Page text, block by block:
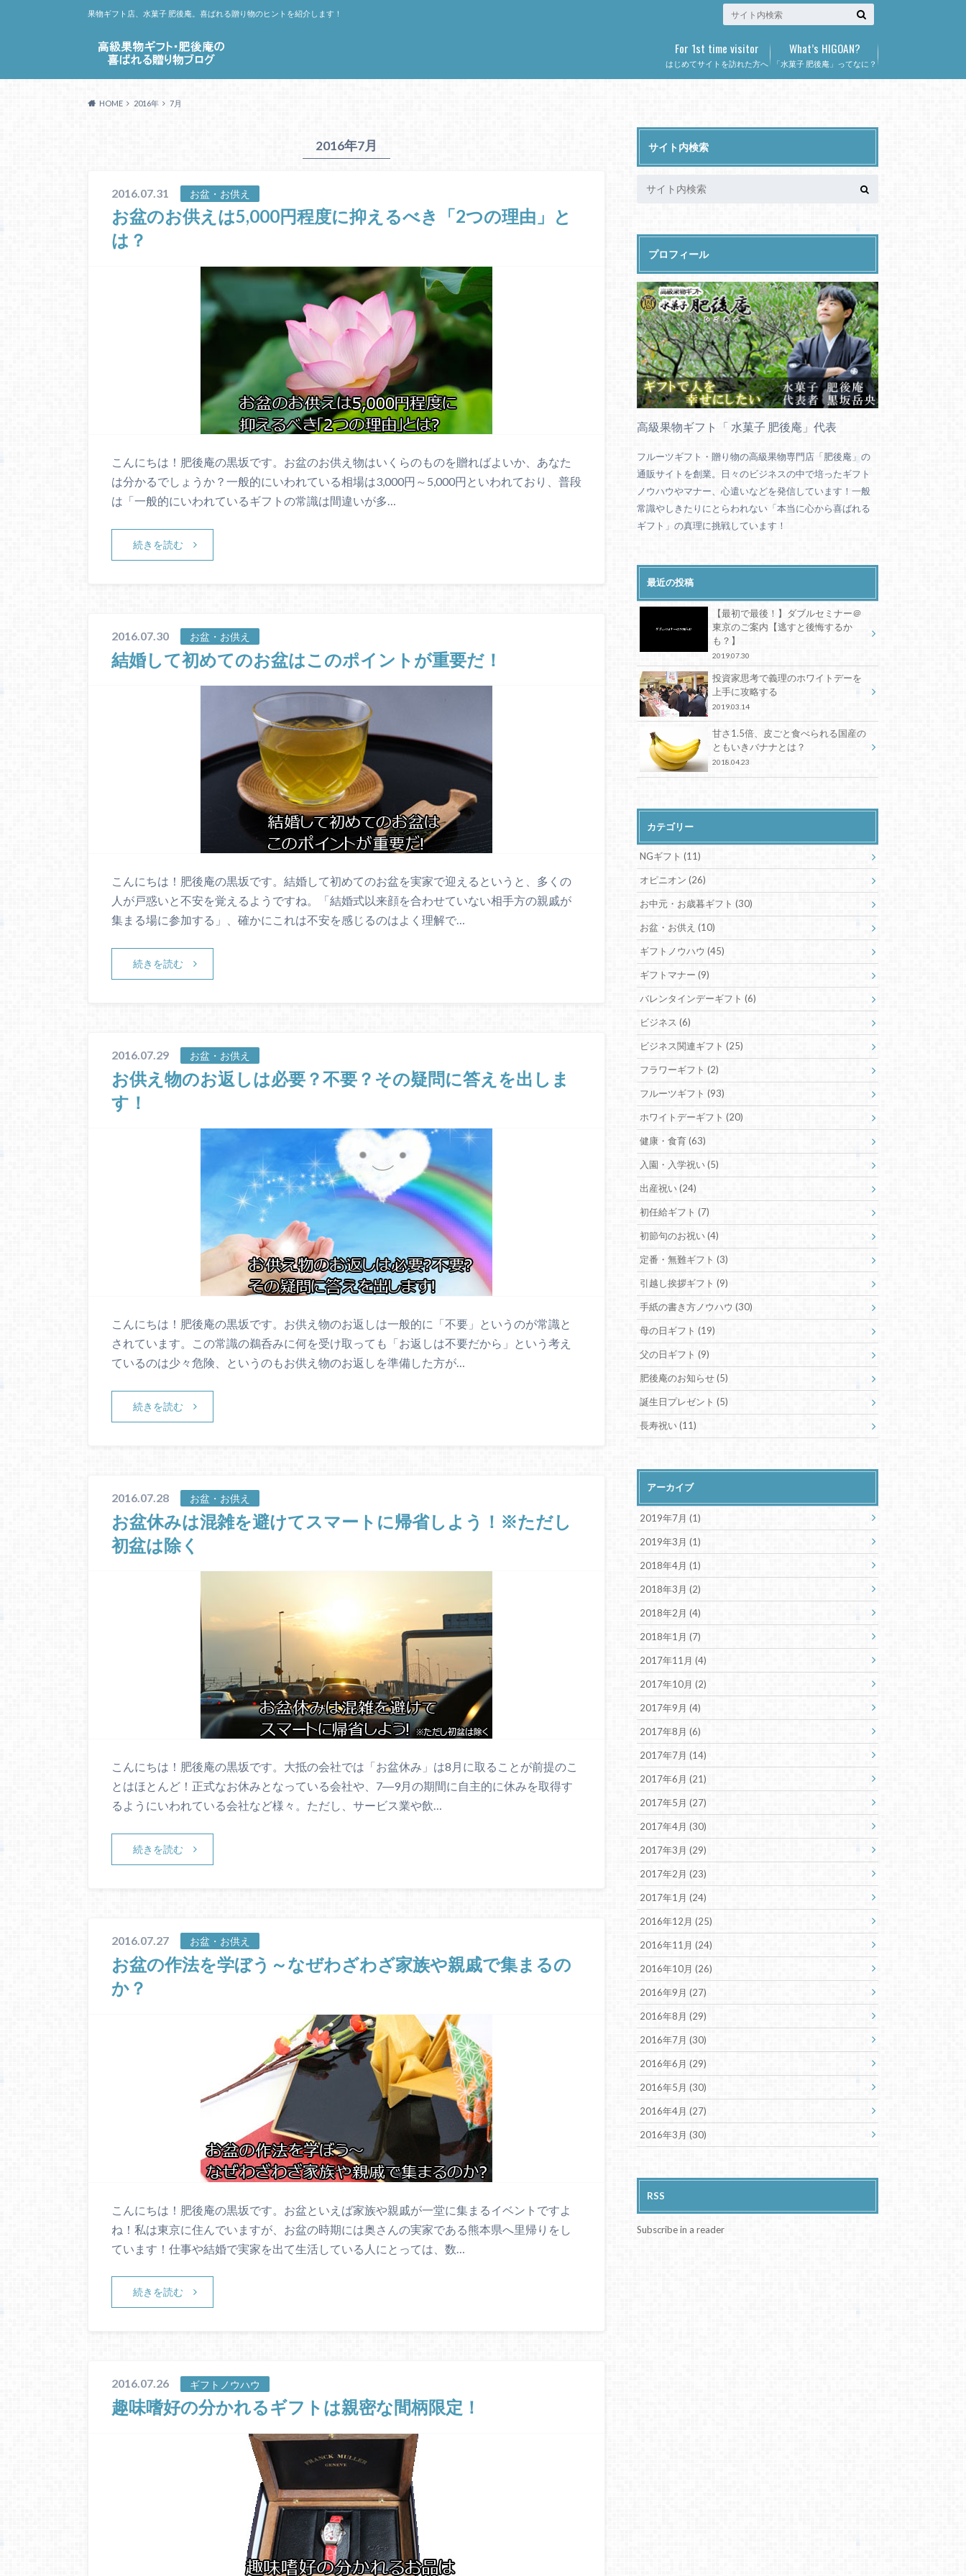
果物ギフト店、水菓子 肥後庵。喜ばれる贈り物のヒントを紹介します！
はじめてサイトを訪れた方へ
For 1st time visitor
「水菓子 肥後庵」ってなに？
What’s HIGOAN?
HOME 2016年 7月
2016年7月
2016.07.31 お盆・お供え
お盆のお供えは5,000円程度に抑えるべき「2つの理由」と
は？
こんにちは！肥後庵の黒坂です。お盆のお供え物はいくらのものを贈ればよいか、あなた
は分かるでしょうか？一般的にいわれている相場は3,000円～5,000円といわれており、普段
は「一般的にいわれているギフトの常識は間違いが多…
続きを読む
2016.07.30 お盆・お供え
結婚して初めてのお盆はこのポイントが重要だ！
こんにちは！肥後庵の黒坂です。結婚して初めてのお盆を実家で迎えるというと、多くの
人が戸惑いと不安を覚えるようですね。「結婚式以来顔を合わせていない相手方の親戚が
集まる場に参加する」、確かにこれは不安を感じるのはよく理解で…
続きを読む
2016.07.29 お盆・お供え
お供え物のお返しは必要？不要？その疑問に答えを出しま
す！
こんにちは！肥後庵の黒坂です。お供え物のお返しは一般的に「不要」というのが常識と
されています。この常識の鵜呑みに何を受け取っても「お返しは不要だから」という考え
ているのは少々危険、というのもお供え物のお返しを準備した方が…
続きを読む
2016.07.28 お盆・お供え
お盆休みは混雑を避けてスマートに帰省しよう！※ただし
初盆は除く
こんにちは！肥後庵の黒坂です。大抵の会社では「お盆休み」は8月に取ることが前提のこ
とはほとんど！正式なお休みとなっている会社や、7―9月の期間に自主的に休みを取得す
るようにいわれている会社など様々。ただし、サービス業や飲…
続きを読む
2016.07.27 お盆・お供え
お盆の作法を学ぼう～なぜわざわざ家族や親戚で集まるの
か？
こんにちは！肥後庵の黒坂です。お盆といえば家族や親戚が一堂に集まるイベントですよ
ね！私は東京に住んでいますが、お盆の時期には奥さんの実家である熊本県へ里帰りをし
ています！仕事や結婚で実家を出て生活している人にとっては、数…
続きを読む
2016.07.26 ギフトノウハウ
趣味嗜好の分かれるギフトは親密な間柄限定！
サイト内検索
プロフィール
高級果物ギフト「 水菓子 肥後庵」代表
フルーツギフト・贈り物の高級果物専門店「肥後庵」の
通販サイトを創業。日々のビジネスの中で培ったギフト
ノウハウやマナー、心遣いなどを発信しています！一般
常識やしきたりにとらわれない「本当に心から喜ばれる
ギフト」の真理に挑戦しています！
最近の投稿
【最初で最後！】ダブルセミナー＠
東京のご案内【逃すと後悔するか
も？】
2019.07.30
投資家思考で義理のホワイトデーを
上手に攻略する
2019.03.14
甘さ1.5倍、皮ごと食べられる国産の
ともいきバナナとは？
2018.04.23
カテゴリー
NGギフト (11)
オピニオン (26)
お中元・お歳暮ギフト (30)
お盆・お供え (10)
ギフトノウハウ (45)
ギフトマナー (9)
バレンタインデーギフト (6)
ビジネス (6)
ビジネス関連ギフト (25)
フラワーギフト (2)
フルーツギフト (93)
ホワイトデーギフト (20)
健康・食育 (63)
入園・入学祝い(5)
出産祝い(24)
初任給ギフト (7)
初節句のお祝い (4)
定番・無難ギフト (3)
引越し挨拶ギフト (9)
手紙の書き方ノウハウ (30)
母の日ギフト (19)
父の日ギフト (9)
肥後庵のお知らせ(5)
誕生日プレゼント (5)
長寿祝い(11)
アーカイブ
2019年7月 (1)
2019年3月 (1)
2018年4月 (1)
2018年3月 (2)
2018年2月 (4)
2018年1月 (7)
2017年11月 (4)
2017年10月 (2)
2017年9月 (4)
2017年8月 (6)
2017年7月 (14)
2017年6月 (21)
2017年5月 (27)
2017年4月 (30)
2017年3月 (29)
2017年2月 (23)
2017年1月 (24)
2016年12月 (25)
2016年11月 (24)
2016年10月 (26)
2016年9月 (27)
2016年8月 (29)
2016年7月 (30)
2016年6月 (29)
2016年5月 (30)
2016年4月 (27)
2016年3月 (30)
RSS
Subscribe in a reader